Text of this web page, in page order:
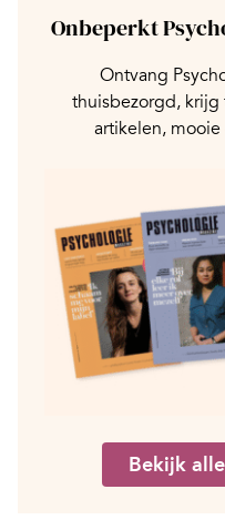
Onbeperkt
Ontvang
thuisbezorgd,
artikelen, mooie
Bekijk